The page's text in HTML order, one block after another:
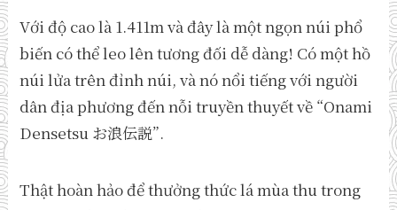
Với độ cao là 1.411m và đây là một ngọn núi phổ
biến có thể leo lên tương đối dễ dàng! Có một hồ
núi lửa trên đỉnh núi, và nó nổi tiếng với người
dân địa phương đến nỗi truyền thuyết về “Onami
Densetsu お浪伝説”.
Thật hoàn hảo để thưởng thức lá mùa thu trong